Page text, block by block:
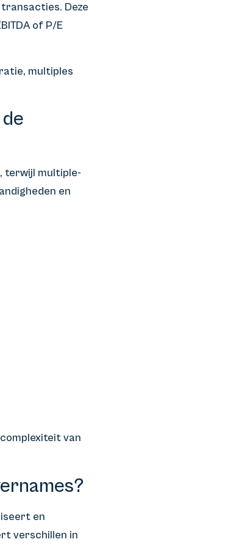
Deze
of P/E
multiples
terwijl multiple-
en
van
en
verschillen in